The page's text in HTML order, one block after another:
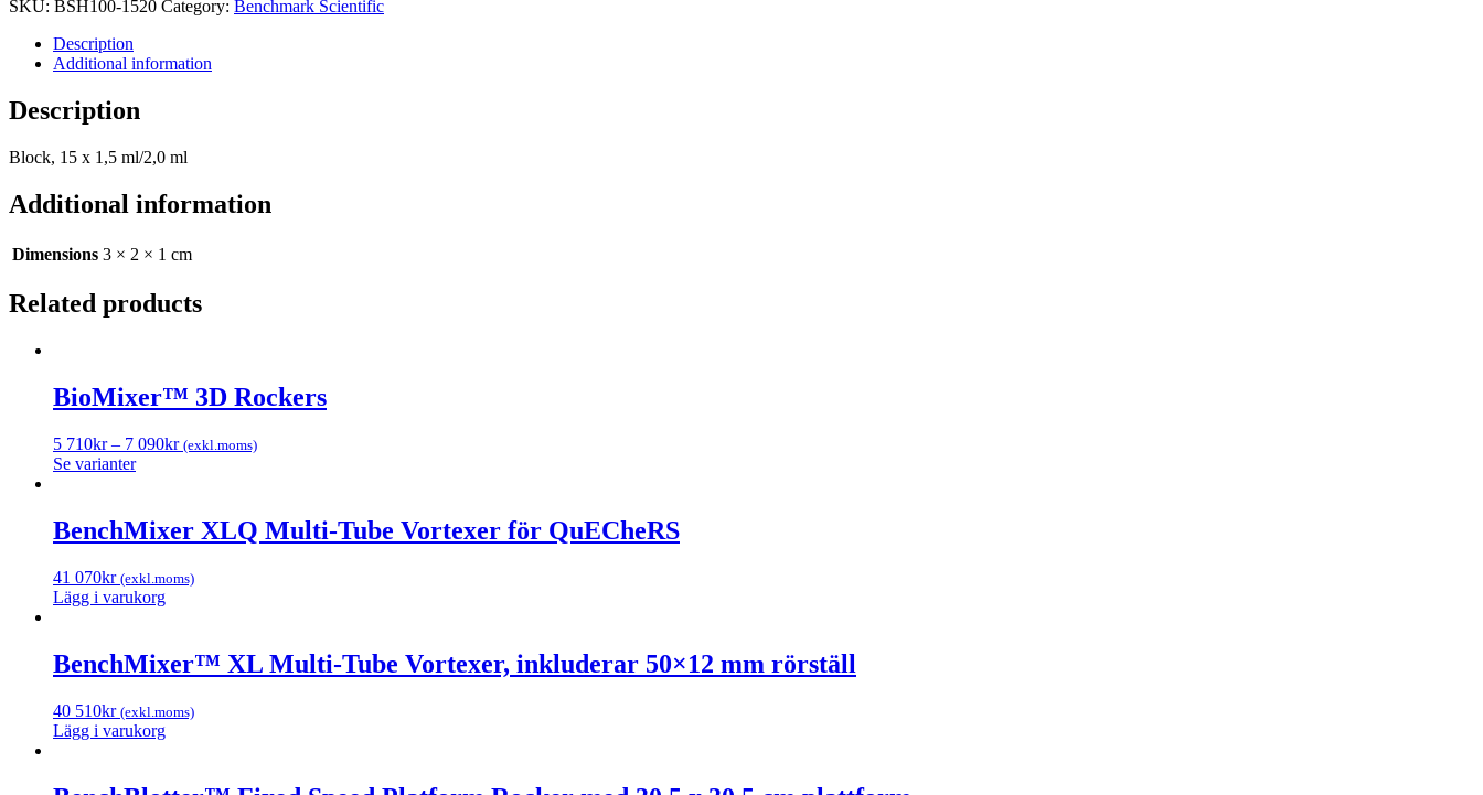
1,5
ml/2,0
quantity
SKU: BSH100-1520 Category: Benchmark Scientific
Description
Additional information
Description
Block, 15 x 1,5 ml/2,0 ml
Additional information
Dimensions 3 × 2 × 1 cm
Related products
BioMixer™ 3D Rockers
5 710kr– 7 090kr (exkl.moms)
Se varianter
BenchMixer XLQ Multi-Tube Vortexer för QuECheRS
41 070kr (exkl.moms)
Lägg i varukorg
BenchMixer™ XL Multi-Tube Vortexer, inkluderar 50×12 mm rörställ
40 510kr (exkl.moms)
Lägg i varukorg